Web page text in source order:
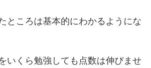
ところは基本的にわかるようにな
いくら勉強しても点数は伸びませ